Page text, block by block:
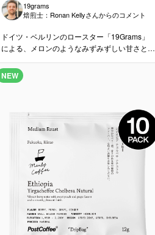
19grams
焙煎士： Ronan Kellyさんからのコメント
ドイツ・ベルリンのロースター「19Grams」
による、メロンのようなみずみずしい甘さと爽
す。
NEW